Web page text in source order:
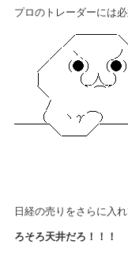
プロのトレーダーには必
日経の売りをさらに入れ
ろそろ天井だろ！！！